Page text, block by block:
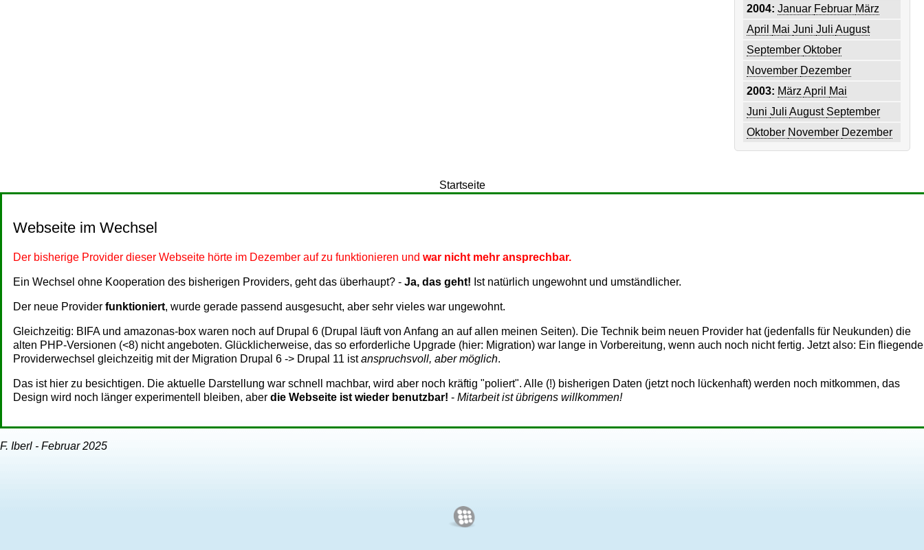
2004: Januar Februar März
April
Mai Juni Juli August
September Oktober
November Dezember
2003: März April
Mai
Juni Juli August September
Oktober November Dezember
Startseite
Webseite im Wechsel
Der bisherige Provider dieser Webseite hörte im Dezember auf zu funktionieren und war nicht mehr ansprechbar.
Ein Wechsel ohne Kooperation des bisherigen Providers, geht das überhaupt? - Ja, das geht! Ist natürlich ungewohnt und umständlicher.
Der neue Provider funktioniert, wurde gerade passend ausgesucht, aber sehr vieles war ungewohnt.
Gleichzeitig: BIFA und amazonas-box waren noch auf Drupal 6 (Drupal läuft von Anfang an auf allen meinen Seiten). Die Technik beim neuen Provider hat (jedenfalls für Neukunden) die
alten PHP-Versionen (<8) nicht angeboten. Glücklicherweise, das so erforderliche Upgrade (hier: Migration) war lange in Vorbereitung, wenn auch noch nicht fertig. Jetzt also: Ein
Providerwechsel gleichzeitig mit der Migration Drupal 6 -> Drupal 11 istanspruchsvoll, aber möglich.
Das ist hier zu besichtigen. Die aktuelle Darstellung war schnell machbar, wird aber noch kräftig "poliert". Alle (!) bisherigen Daten (jetzt noch lückenhaft) werden noch mitkommen, das
Design wird noch länger experimentell bleiben, aber die Webseite ist wieder benutzbar! - Mitarbeit ist übrigens willkommen!
F. Iberl - Februar 2025